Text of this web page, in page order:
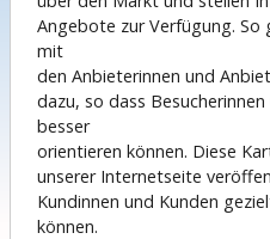
Angebote zur Verfügung. So
mit
den Anbieterinnen und
dazu, so dass
besser
orientieren können. Diese
unserer Internetseite
Kundinnen und Kunden
können.